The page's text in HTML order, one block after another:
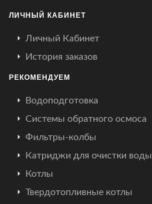
ЛИЧНЫЙ КАБИНЕТ
Личный Кабинет
История заказов
РЕКОМЕНДУЕМ
Водоподготовка
Системы обратного осмоса
Фильтры-колбы
Катриджи для очистки воды
Котлы
Твердотопливные котлы